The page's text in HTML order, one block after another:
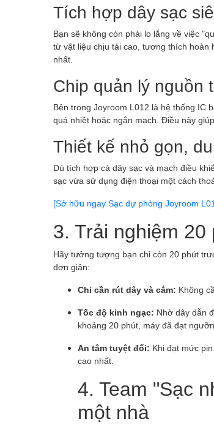
Tích hợp dây sạc
Bạn sẽ không còn phải lo lắng về việc
từ vật liệu chịu tải cao, tương thích hoàn
nhất.
Chip quản lý nguồn
Bên trong Joyroom L012 là hệ thống IC
quá nhiệt hoặc ngắn mạch. Điều này
Thiết kế nhỏ gọn,
Dù tích hợp cả dây sạc và mạch điều
sạc vừa sử dụng điện thoại một cách
[Sở hữu ngay Sạc dự phòng Joyroom
3. Trải nghiệm
Hãy tưởng tượng bạn chỉ còn 20 phút
đơn giản:
Chỉ cần rút dây và cắm: Không
Tốc độ kinh ngạc: Nhờ dây dẫn
khoảng 20 phút, máy đã đạt
An tâm tuyệt đối: Khi đạt mức
cao nhất.
4. Team "Sạc
một nhà